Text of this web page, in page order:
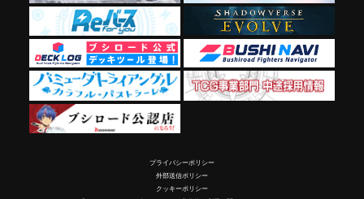
プライバシーポリシー
外部送信ポリシー
クッキーポリシー